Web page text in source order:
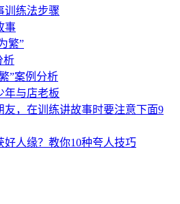
训练法步骤
事
繁”
析
”案例分析
年与店老板
友，在训练讲故事时要注意下面9
人缘？教你10种夸人技巧